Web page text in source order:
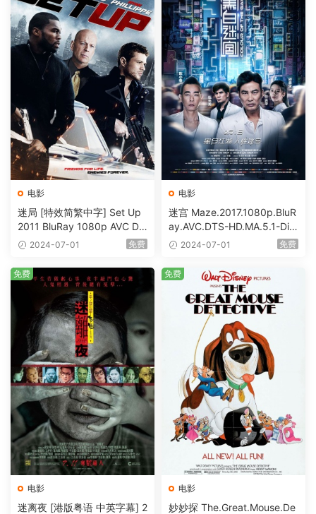
电影
迷局 [特效简繁中字] Set Up
2011 BluRay 1080p AVC DT
S-HD MA5.1-shhaclm@CHD
2024-07-01 免费
电影
迷宫 Maze.2017.1080p.BluR
ay.AVC.DTS-HD.MA.5.1-DiY
@HDHome [BDISO 19.7GB]
2024-07-01 免费
电影
迷离夜 [港版粤语 中英字幕] 2
免费
电影
妙妙探 The.Great.Mouse.De
免费